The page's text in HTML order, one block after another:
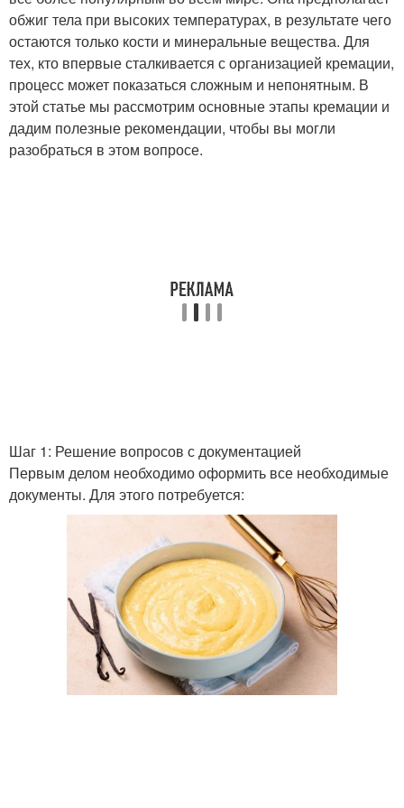
обжиг тела при высоких температурах, в результате чего
остаются только кости и минеральные вещества. Для
тех, кто впервые сталкивается с организацией кремации,
процесс может показаться сложным и непонятным. В
этой статье мы рассмотрим основные этапы кремации и
дадим полезные рекомендации, чтобы вы могли
разобраться в этом вопросе.
Шаг 1: Решение вопросов с документацией
Первым делом необходимо оформить все необходимые
документы. Для этого потребуется: